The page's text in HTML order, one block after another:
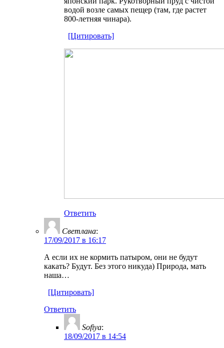
водой возле самых пещер (там, где растет
800-летняя чинара).
[Цитировать]
Ответить
Светлана:
17/09/2017 в 16:17
А если их не кормить патыром, они не будут
какать? Будут. Без этого никуда) Природа, мать
наша…
[Цитировать]
Ответить
Sofiya:
18/09/2017 в 14:54